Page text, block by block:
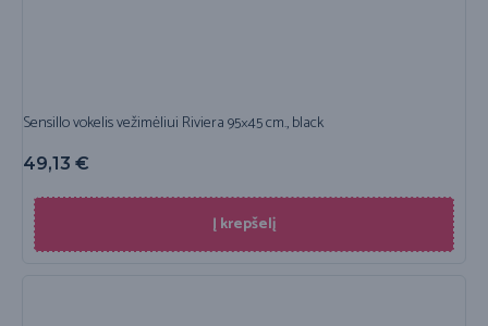
Sensillo vokelis vežimėliui Riviera 95×45 cm., black
49,13 €
Į krepšelį